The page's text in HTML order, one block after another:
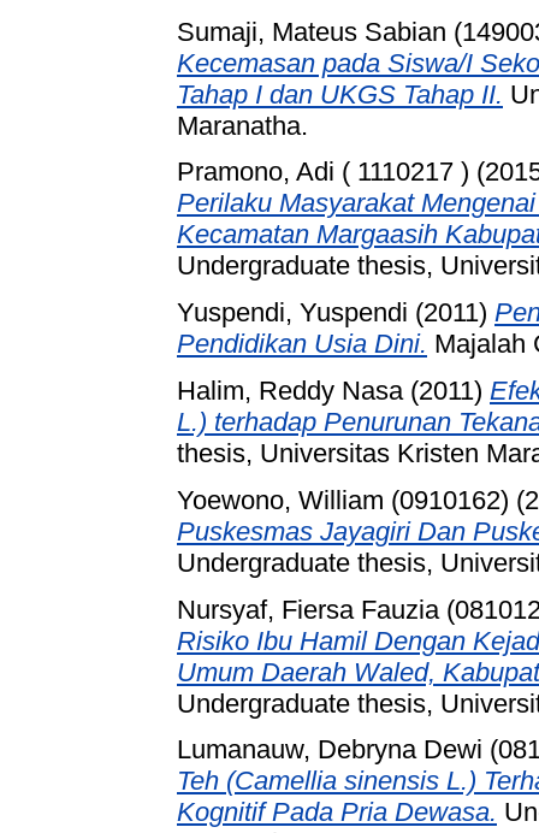
Sumaji, Mateus Sabian
Kecemasan pada Siswa/I
Tahap I dan UKGS Tahap II.
Maranatha.
Pramono, Adi ( 1110217 )
Perilaku Masyarakat
Kecamatan Margaasih
Undergraduate thesis,
Yuspendi, Yuspendi (2011)
Pendidikan Usia Dini. Majalah
Halim, Reddy Nasa (2011)
L.) terhadap Penurunan
thesis, Universitas Kristen
Yoewono, William (0910162)
Puskesmas Jayagiri Dan
Undergraduate thesis,
Nursyaf, Fiersa Fauzia
Risiko Ibu Hamil Dengan
Umum Daerah Waled,
Undergraduate thesis,
Lumanauw, Debryna Dewi
Teh (Camellia sinensis L.)
Kognitif Pada Pria Dewasa.